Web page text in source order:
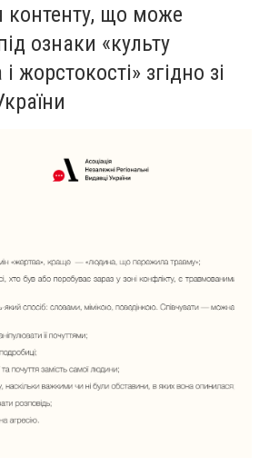
що може
ознаки «культу
жорстокості» згідно зі